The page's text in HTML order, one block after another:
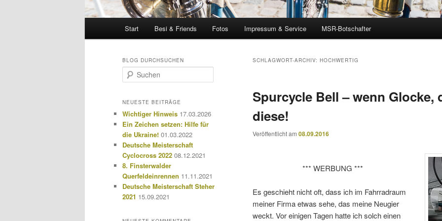
Start Besi & Friends Fotos Impressum & Service MSR-Botschafter
SCHLAGWORT-ARCHIV: HOCHWERTIG
Spurcycle Bell – wenn Glocke,
diese!
Veröffentlicht am 08.09.2016
*** WERBUNG ***
Es geschieht nicht oft, dass ich im Fahrradraum
meiner Firma etwas sehe, das meine Neugier
weckt. Vor einigen Tagen hatte ich solch einen
BLOG DURCHSUCHEN
u
h
n
NEUESTE BEITRÄGE
Wichtiger Hinweis 17.03.2026
Ein Zeichen setzen: Hilfe für
die Ukraine! 01.03.2022
Deutsche Meisterschaft
Cyclocross 2022 08.12.2021
8. Finsterwalder
Querfeldeinrennen 11.11.2021
Deutsche Meisterschaft Steher
2021 15.09.2021